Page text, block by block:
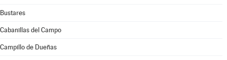
Bustares
Cabanillas del Campo
Campillo de Dueñas